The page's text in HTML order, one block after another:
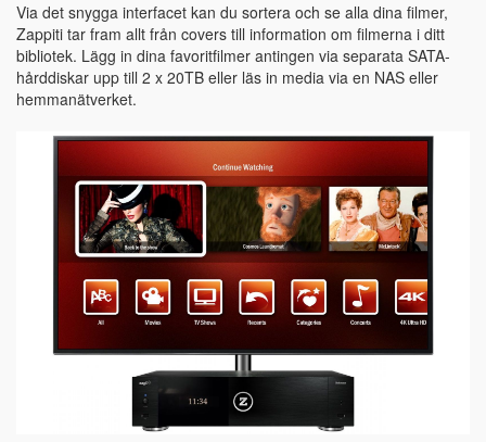
Via det snygga interfacet kan du sortera och se alla dina filmer,
Zappiti tar fram allt från covers till information om filmerna i ditt
bibliotek. Lägg in dina favoritfilmer antingen via separata SATA-
hårddiskar upp till 2 x 20TB eller läs in media via en NAS eller
hemmanätverket.